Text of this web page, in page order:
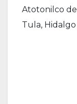
Atotonilco de
Tula, Hidalgo